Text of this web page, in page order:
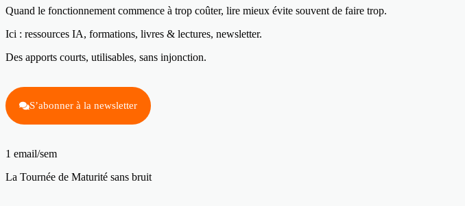
Quand le fonctionnement commence à trop coûter, lire mieux évite souvent de faire trop.
Ici : ressources IA, formations, livres & lectures, newsletter.
Des apports courts, utilisables, sans injonction.
S’abonner à la newsletter
1 email/sem
La Tournée de Maturité sans bruit